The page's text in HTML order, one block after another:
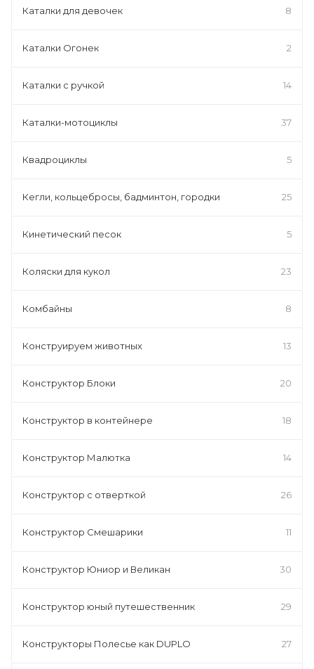
Каталки для девочек 8
Каталки Огонек 2
Каталки с ручкой 14
Каталки-мотоциклы 37
Квадроциклы 5
Кегли, кольцебросы, бадминтон, городки 25
Кинетический песок 5
Коляски для кукол 23
Комбайны 8
Конструируем животных 13
Конструктор Блоки 20
Конструктор в контейнере 18
Конструктор Малютка 14
Конструктор с отверткой 26
Конструктор Смешарики 11
Конструктор Юниор и Великан 30
Конструктор юный путешественник 29
Конструкторы Полесье как DUPLO 27